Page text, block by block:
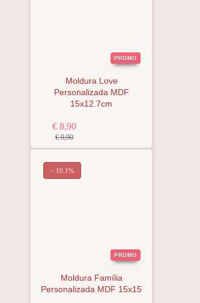
PROMO
Moldura Love
Personalizada MDF
15x12.7cm
€ 8,90
€ 9,90
PROMO
Moldura Família
Personalizada MDF 15x15
− 10.1%